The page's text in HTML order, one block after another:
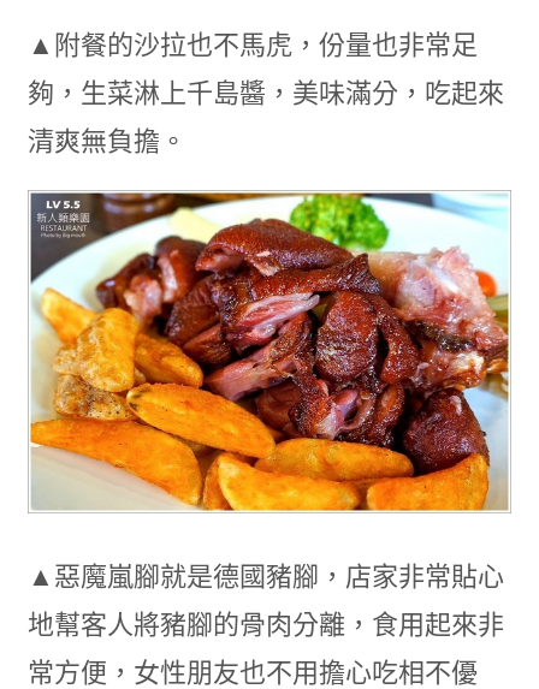
▲附餐的沙拉也不馬虎，份量也非常足
夠，生菜淋上千島醬，美味滿分，吃起來
清爽無負擔。
▲惡魔嵐腳就是德國豬腳，店家非常貼心
地幫客人將豬腳的骨肉分離，食用起來非
常方便，女性朋友也不用擔心吃相不優